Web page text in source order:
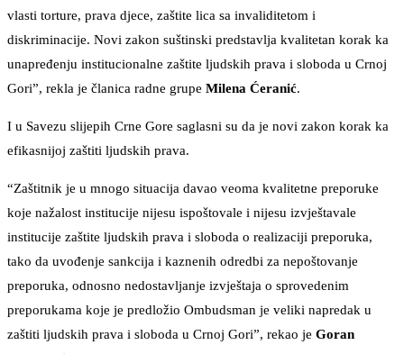
vlasti torture, prava djece, zaštite lica sa invaliditetom i
diskriminacije. Novi zakon suštinski predstavlja kvalitetan korak ka
unapređenju institucionalne zaštite ljudskih prava i sloboda u Crnoj
Gori”, rekla je članica radne grupe Milena Ćeranić.
I u Savezu slijepih Crne Gore saglasni su da je novi zakon korak ka
efikasnijoj zaštiti ljudskih prava.
“Zaštitnik je u mnogo situacija davao veoma kvalitetne preporuke
koje nažalost institucije nijesu ispoštovale i nijesu izvještavale
institucije zaštite ljudskih prava i sloboda o realizaciji preporuka,
tako da uvođenje sankcija i kaznenih odredbi za nepoštovanje
preporuka, odnosno nedostavljanje izvještaja o sprovedenim
preporukama koje je predložio Ombudsman je veliki napredak u
zaštiti ljudskih prava i sloboda u Crnoj Gori”, rekao je Goran